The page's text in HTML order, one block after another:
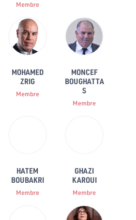
Membre
MOHAMED
ZRIG
Membre
MONCEF
BOUGHATTA
S
Membre
HATEM
BOUBAKRI
Membre
GHAZI
KAROUI
Membre